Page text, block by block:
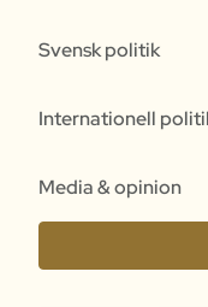
Svensk politik
Internationell
Media & opinion